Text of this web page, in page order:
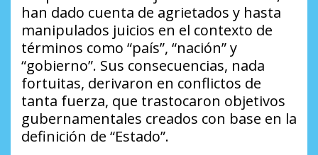
han dado cuenta de agrietados y hasta
manipulados juicios en el contexto de
términos como “país”, “nación” y
“gobierno”. Sus consecuencias, nada
fortuitas, derivaron en conflictos de
tanta fuerza, que trastocaron objetivos
gubernamentales creados con base en la
definición de “Estado”.